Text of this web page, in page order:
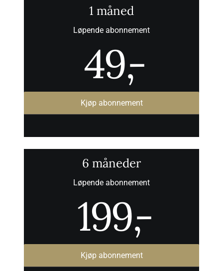
1 måned
Løpende abonnement
49,-
Kjøp abonnement
6 måneder
Løpende abonnement
199,-
Kjøp abonnement